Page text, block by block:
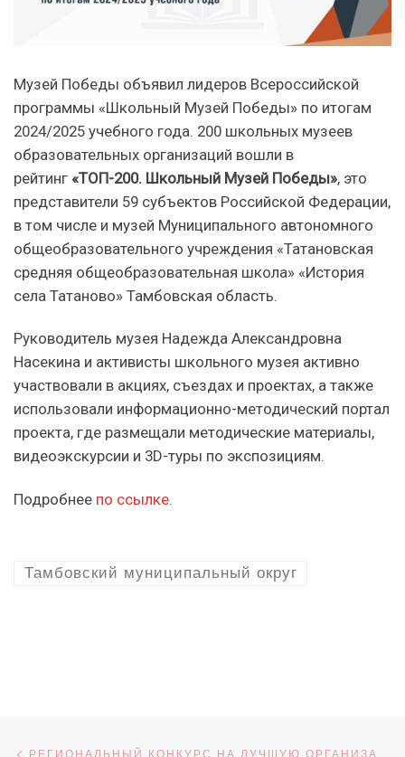
Музей Победы объявил лидеров Всероссийской
программы «Школьный Музей Победы» по итогам
2024/2025 учебного года. 200 школьных музеев
образовательных организаций вошли в
рейтинг «ТОП-200. Школьный Музей Победы», это
представители 59 субъектов Российской Федерации,
в том числе и музей Муниципального автономного
общеобразовательного учреждения «Татановская
средняя общеобразовательная школа» «История
села Татаново» Тамбовская область.
Руководитель музея Надежда Александровна
Насекина и активисты школьного музея активно
участвовали в акциях, съездах и проектах, а также
использовали информационно-методический портал
проекта, где размещали методические материалы,
видеоэкскурсии и 3D-туры по экспозициям.
Подробнее по ссылке.
Тамбовский муниципальный округ
Навигация по записям